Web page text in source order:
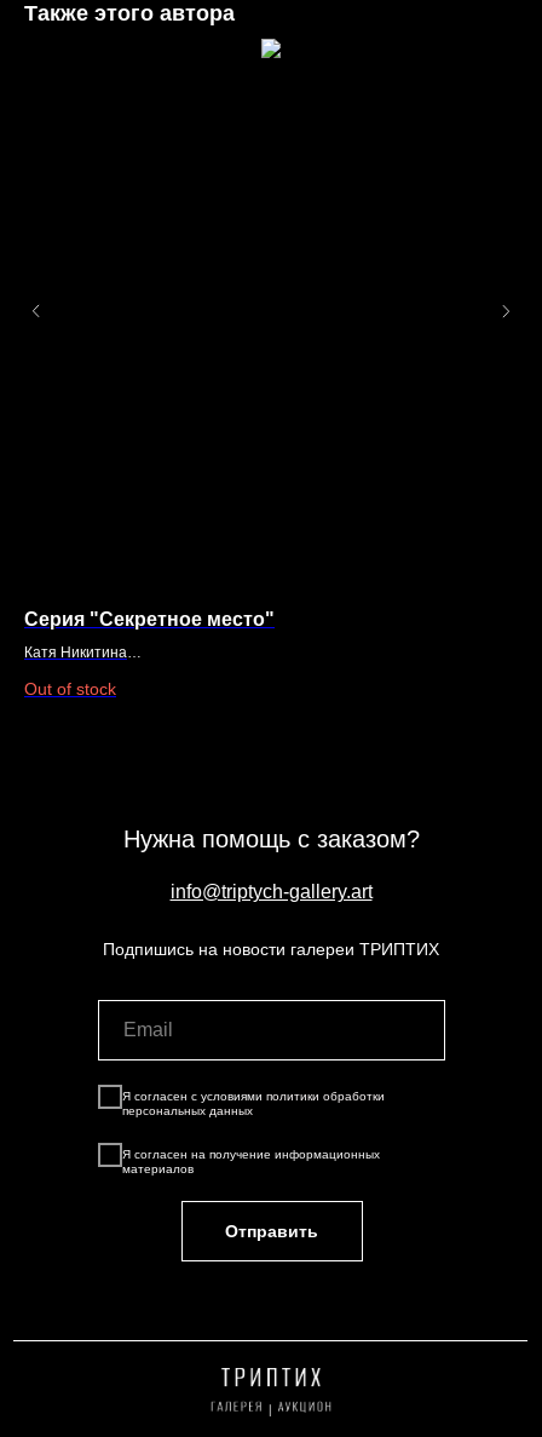
Также этого автора
Серия "Секретное место"
Катя Никитина
70 х 60 см
Out of stock
Нужна помощь с заказом?
info@triptych-gallery.art
Подпишись на новости галереи ТРИПТИХ
Я согласен с условиями политики обработки
персональных данных
Я согласен на получение информационных
материалов
Отправить